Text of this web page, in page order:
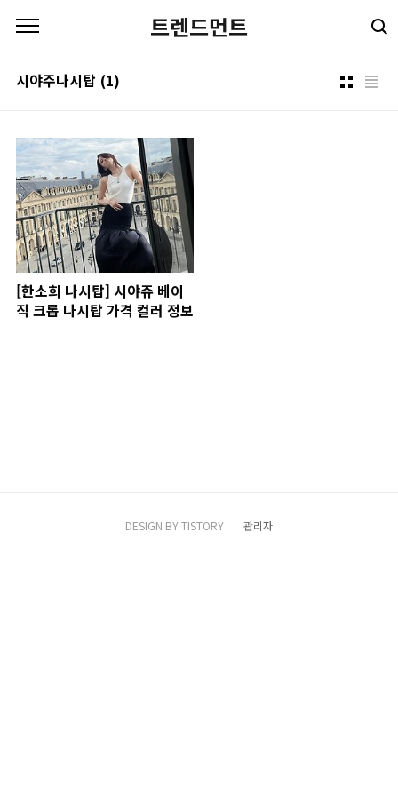
트렌드먼트
시야주나시탑 (1)
[한소희 나시탑] 시야쥬 베이
직 크롭 나시탑 가격 컬러 정보
DESIGN BYTISTORY 관리자